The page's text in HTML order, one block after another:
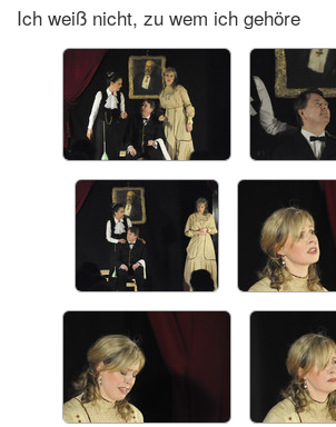
Ich weiß nicht, zu wem ich gehöre